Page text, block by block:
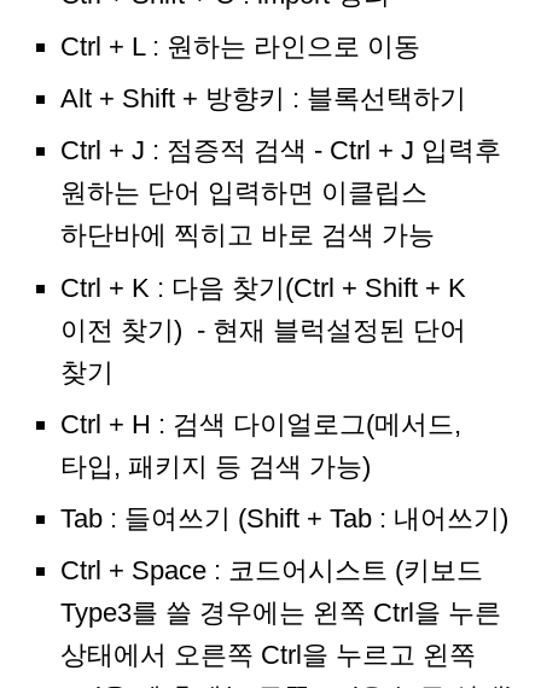
Ctrl + L : 원하는 라인으로 이동
Alt + Shift + 방향키 : 블록선택하기
Ctrl + J : 점증적 검색 - Ctrl + J 입력후
원하는 단어 입력하면 이클립스
하단바에 찍히고 바로 검색 가능
Ctrl + K : 다음 찾기(Ctrl + Shift + K
이전 찾기) - 현재 블럭설정된 단어
찾기
Ctrl + H : 검색 다이얼로그(메서드,
타입, 패키지 등 검색 가능)
Tab : 들여쓰기 (Shift + Tab : 내어쓰기)
Ctrl + Space : 코드어시스트 (키보드
Type3를 쓸 경우에는 왼쪽 Ctrl을 누른
상태에서 오른쪽 Ctrl을 누르고 왼쪽